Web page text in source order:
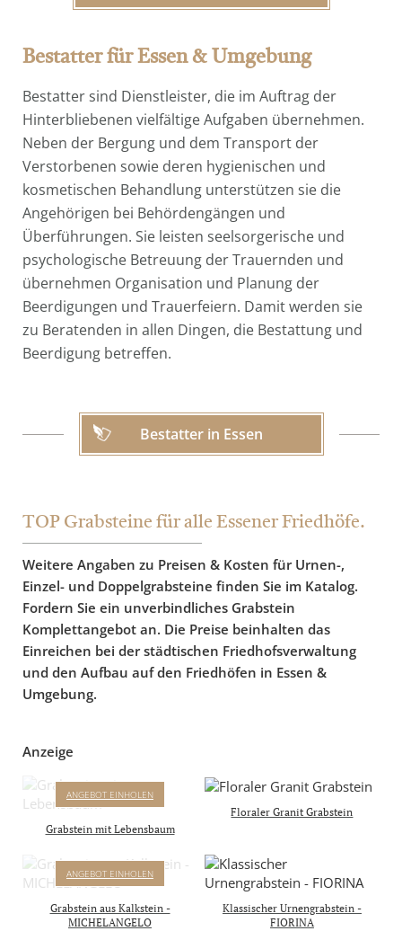
Bestatter für Essen & Umgebung
Bestatter sind Dienstleister, die im Auftrag der
Hinterbliebenen vielfältige Aufgaben übernehmen.
Neben der Bergung und dem Transport der
Verstorbenen sowie deren hygienischen und
kosmetischen Behandlung unterstützen sie die
Angehörigen bei Behördengängen und
Überführungen. Sie leisten seelsorgerische und
psychologische Betreuung der Trauernden und
übernehmen Organisation und Planung der
Beerdigungen und Trauerfeiern. Damit werden sie
zu Beratenden in allen Dingen, die Bestattung und
Beerdigung betreffen.
Bestatter in Essen
TOP Grabsteine für alle Essener Friedhöfe.
Weitere Angaben zu Preisen & Kosten für Urnen-,
Einzel- und Doppelgrabsteine finden Sie im Katalog.
Fordern Sie ein unverbindliches Grabstein
Komplettangebot an. Die Preise beinhalten das
Einreichen bei der städtischen Friedhofsverwaltung
und den Aufbau auf den Friedhöfen in Essen &
Umgebung.
Anzeige
ANNOT
GRABSTEIN MIT
LEBENSBAUM
& Aufbau inkl.
4.950 €inkl. 19% MwSt
ANGEBOT EINHOLEN
Grabstein mit Lebensbaum
Floraler Granit Grabstein
MICHELANGELO
GRABSTEIN MIT RELIEF
AUS DER SIXTINISCHEN
KAPELLE
ANGEBOT EINHOLEN
Grabstein aus Kalkstein -
MICHELANGELO
Klassischer Urnengrabstein -
FIORINA